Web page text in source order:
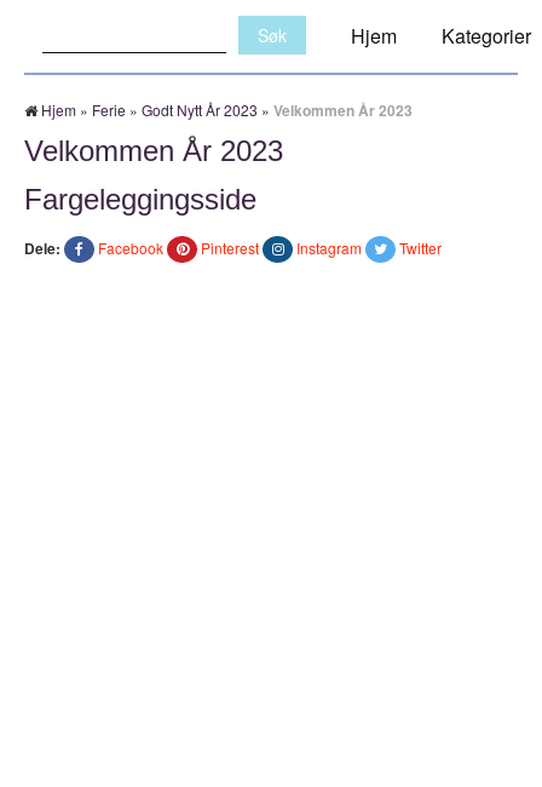
Hjem Kategorier
Hjem » Ferie » Godt Nytt År 2023 » Velkommen År 2023
Velkommen År 2023
Fargeleggingsside
Dele: Facebook Pinterest Instagram Twitter